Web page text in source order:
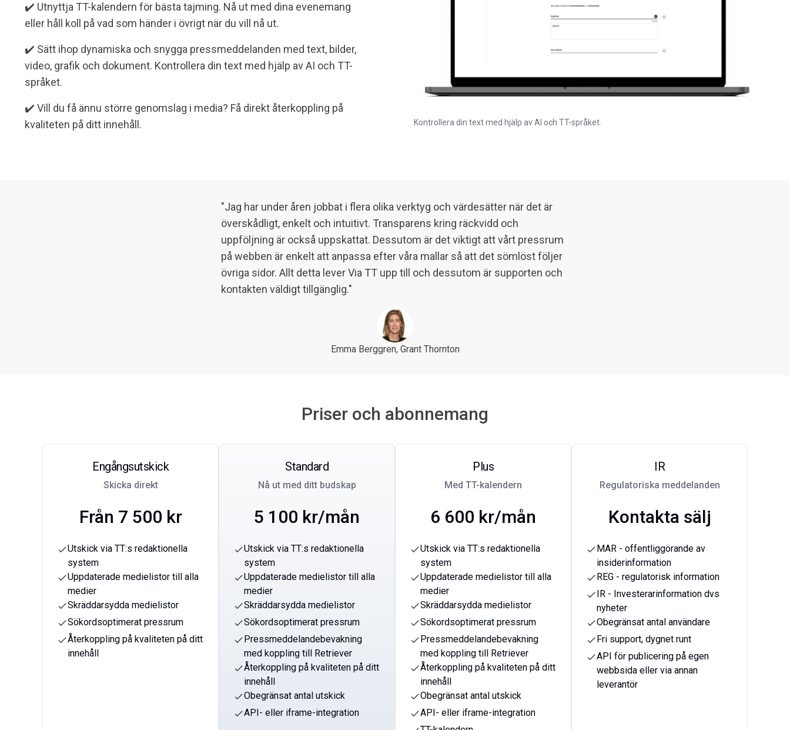
✔️ Utnyttja TT-kalendern för bästa tajming. Nå ut med dina evenemang
eller håll koll på vad som händer i övrigt när du vill nå ut.
✔️ Sätt ihop dynamiska och snygga pressmeddelanden med text, bilder,
video, grafik och dokument. Kontrollera din text med hjälp av AI och TT-
språket.
✔️ Vill du få ännu större genomslag i media? Få direkt återkoppling på
kvaliteten på ditt innehåll.
Kontrollera din text med hjälp av AI och TT-språket.
"Jag har under åren jobbat i flera olika verktyg och värdesätter när det är
överskådligt, enkelt och intuitivt. Transparens kring räckvidd och
uppföljning är också uppskattat. Dessutom är det viktigt att vårt pressrum
på webben är enkelt att anpassa efter våra mallar så att det sömlöst följer
övriga sidor. Allt detta lever Via TT upp till och dessutom är supporten och
kontakten väldigt tillgänglig."
Emma Berggren, Grant Thornton
Priser och abonnemang
Engångsutskick
Skicka direkt
Från 7 500 kr
checkUtskick via TT:s redaktionella
system
checkUppdaterade medielistor till alla
medier
checkSkräddarsydda medielistor
checkSökordsoptimerat pressrum
checkÅterkoppling på kvaliteten på ditt
innehåll
Standard
Nå ut med ditt budskap
5 100 kr/mån
checkUtskick via TT:s redaktionella
system
checkUppdaterade medielistor till alla
medier
checkSkräddarsydda medielistor
checkSökordsoptimerat pressrum
check Pressmeddelandebevakning
med koppling till Retriever
checkÅterkoppling på kvaliteten på ditt
innehåll
checkObegränsat antal utskick
checkAPI- eller iframe-integration
Plus
Med TT-kalendern
6 600 kr/mån
checkUtskick via TT:s redaktionella
system
checkUppdaterade medielistor till alla
medier
checkSkräddarsydda medielistor
checkSökordsoptimerat pressrum
check Pressmeddelandebevakning
med koppling till Retriever
checkÅterkoppling på kvaliteten på ditt
innehåll
checkObegränsat antal utskick
checkAPI- eller iframe-integration
IR
Regulatoriska meddelanden
Kontakta sälj
check MAR - offentliggörande av
insiderinformation
check REG - regulatorisk information
check IR - Investerarinformation dvs
nyheter
checkObegränsat antal användare
check Fri support, dygnet runt
checkAPI för publicering på egen
webbsida eller via annan
leverantör